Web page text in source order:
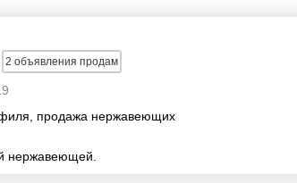
2 объявления продам
продажа нержавеющих
нержавеющей.